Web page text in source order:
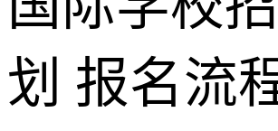
划 报名流